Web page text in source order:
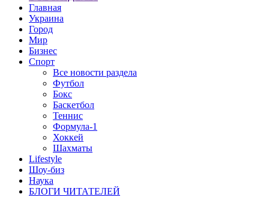
Главная
Украина
Город
Мир
Бизнес
Спорт
Все новости раздела
Футбол
Бокс
Баскетбол
Теннис
Формула-1
Хоккей
Шахматы
Lifestyle
Шоу-биз
Наука
БЛОГИ ЧИТАТЕЛЕЙ